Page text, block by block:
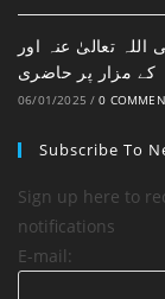
تعالیٰ عنہ اور
کے مزار پر حاضری
06/01/2025 / 0
Subscribe To
Sign up here to
notifications
E-mail: